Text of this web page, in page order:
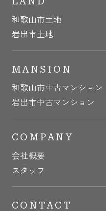
和歌山市土地
岩出市土地
MANSION
和歌山市中古マンション
岩出市中古マンション
COMPANY
会社概要
スタッフ
CONTACT